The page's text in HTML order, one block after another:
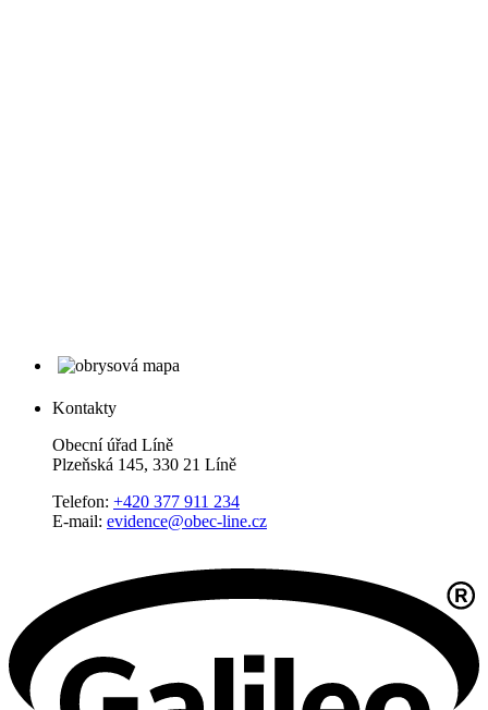
Kontakty
Obecní úřad Líně
Plzeňská 145, 330 21 Líně
Telefon: +420 377 911 234
E-mail: evidence@obec-line.cz